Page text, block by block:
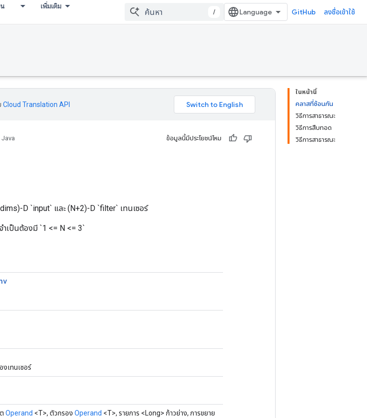
เพิ่มเติม
/ GitHub ลงชื่อเข้าใช้
ในหน้านี้
คลาสที่ซ้อนกัน
วิธีการสาธารณะ
วิธีการสืบทอด
วิธีการสาธารณะ
Cloud Translation API
Java ข้อมูลนี้มีประโยชน์ไหม
D `input` และ (N+2)-D `filter` เทนเซอร์
เป็นต้องมี `1 <= N <= 3`
เทนเซอร์
Operand <T>, ตัวกรอง Operand <T>, รายการ <Long> ก้าวย่าง, การขยาย